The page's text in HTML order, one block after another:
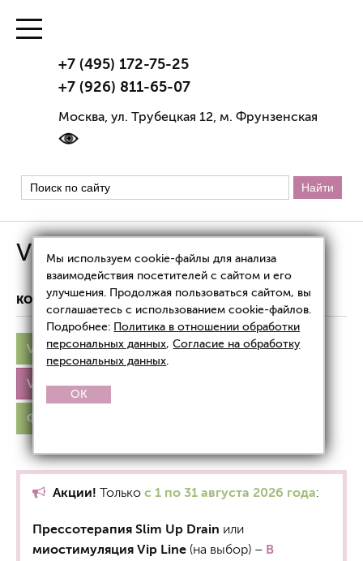
+7 (495) 172-75-25
+7 (926) 811-65-07
Москва, ул. Трубецкая 12, м. Фрунзенская
Vip Line Linfogei
КОРРЕКЦИЯ ФИГУРЫ VIP LINE LINFOGEI
Vip Line Vip Line Transion Vip Line Isogei
Vip Line Linfogei
Фото до и после
Акции! Только с 1 по 31 августа 2026 года:
Прессотерапия Slim Up Drain или
миостимуляция Vip Line (на выбор) – В
Мы используем cookie-файлы для анализа
взаимодействия посетителей с сайтом и его
улучшения. Продолжая пользоваться сайтом, вы
соглашаетесь с использованием cookie-файлов.
Подробнее: Политика в отношении обработки
персональных данных,Согласие на обработку
персональных данных.
OK